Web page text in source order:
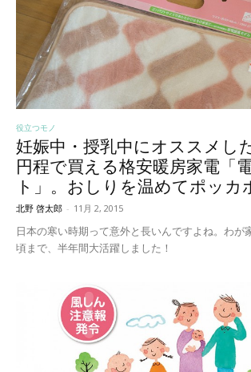
役立つモノ
妊娠中・授乳中にオススメし
円程で買える格安暖房家電「
ト」。おしりを温めてポッカ
北野 啓太郎 - 11月 2, 2015
日本の寒い時期って意外と長いんですよね。わが
頃まで、半年間大活躍しました！